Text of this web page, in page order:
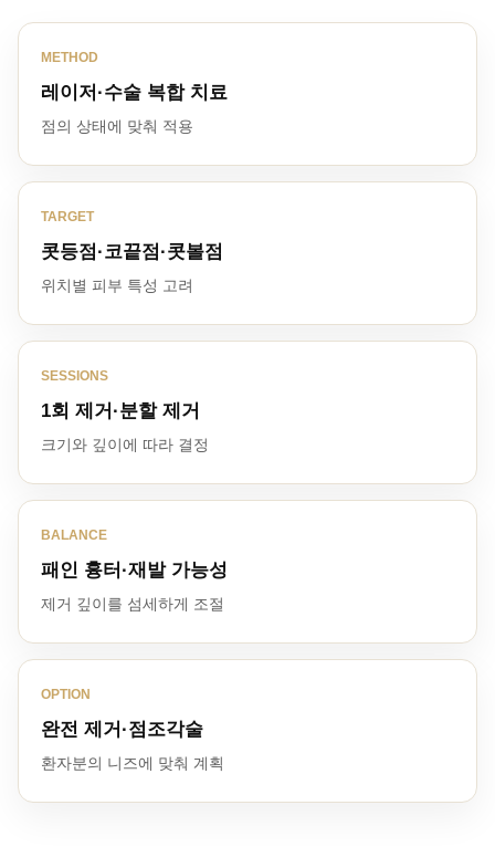
METHOD
레이저·수술 복합 치료
점의 상태에 맞춰 적용
TARGET
콧등점·코끝점·콧볼점
위치별 피부 특성 고려
SESSIONS
1회 제거·분할 제거
크기와 깊이에 따라 결정
BALANCE
패인 흉터·재발 가능성
제거 깊이를 섬세하게 조절
OPTION
완전 제거·점조각술
환자분의 니즈에 맞춰 계획